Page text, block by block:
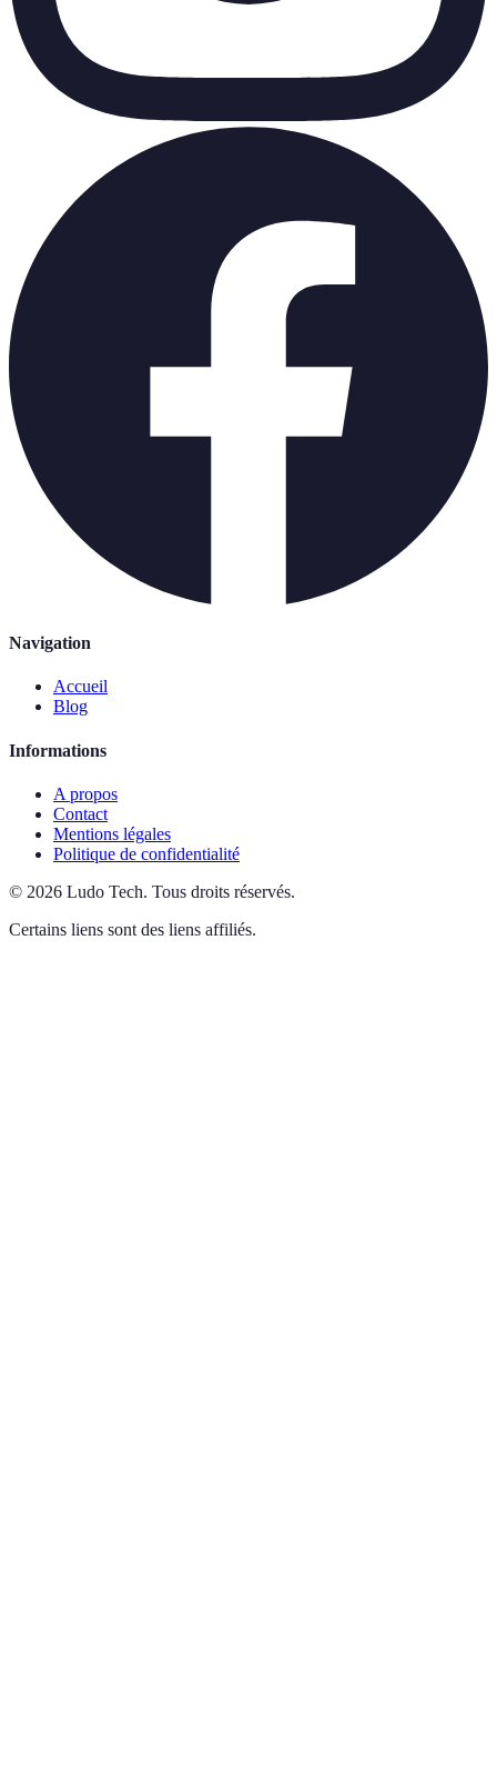
Navigation
Accueil
Blog
Informations
A propos
Contact
Mentions légales
Politique de confidentialité
© 2026 Ludo Tech. Tous droits réservés.
Certains liens sont des liens affiliés.